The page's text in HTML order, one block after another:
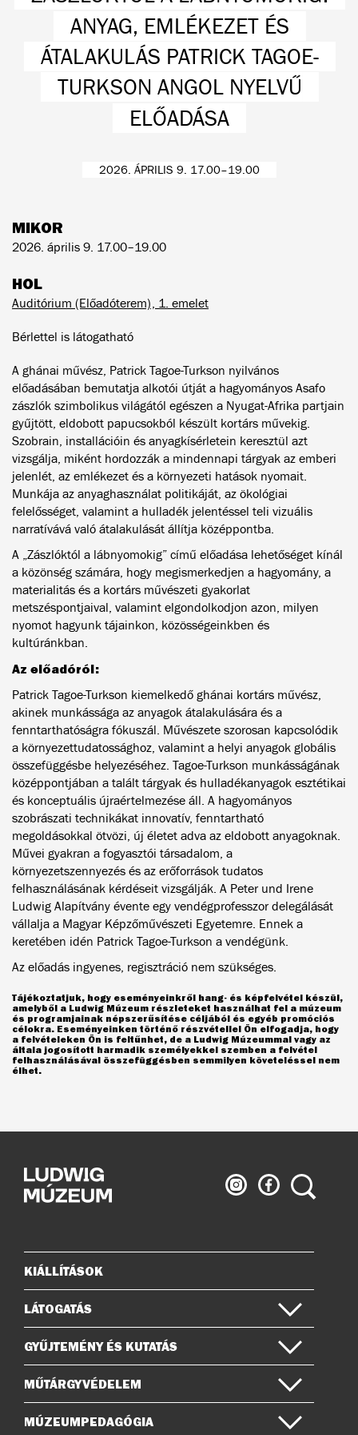
ANYAG, EMLÉKEZET ÉS
ÁTALAKULÁS PATRICK TAGOE-
TURKSON ANGOL NYELVŰ
ELŐADÁSA
2026. ÁPRILIS 9. 17.00–19.00
MIKOR
2026. április 9. 17.00–19.00
HOL
Auditórium (Előadóterem), 1. emelet
Bérlettel is látogatható
A ghánai művész, Patrick Tagoe-Turkson nyilvános
előadásában bemutatja alkotói útját a hagyományos Asafo
zászlók szimbolikus világától egészen a Nyugat-Afrika partjain
gyűjtött, eldobott papucsokból készült kortárs művekig.
Szobrain, installációin és anyagkísérletein keresztül azt
vizsgálja, miként hordozzák a mindennapi tárgyak az emberi
jelenlét, az emlékezet és a környezeti hatások nyomait.
Munkája az anyaghasználat politikáját, az ökológiai
felelősséget, valamint a hulladék jelentéssel teli vizuális
narratívává való átalakulását állítja középpontba.
A „Zászlóktól a lábnyomokig” című előadása lehetőséget kínál
a közönség számára, hogy megismerkedjen a hagyomány, a
materialitás és a kortárs művészeti gyakorlat
metszéspontjaival, valamint elgondolkodjon azon, milyen
nyomot hagyunk tájainkon, közösségeinkben és
kultúránkban.
Az előadóról:
Patrick Tagoe-Turkson kiemelkedő ghánai kortárs művész,
akinek munkássága az anyagok átalakulására és a
fenntarthatóságra fókuszál. Művészete szorosan kapcsolódik
a környezettudatossághoz, valamint a helyi anyagok globális
összefüggésbe helyezéséhez. Tagoe-Turkson munkásságának
középpontjában a talált tárgyak és hulladékanyagok esztétikai
és konceptuális újraértelmezése áll. A hagyományos
szobrászati technikákat innovatív, fenntartható
megoldásokkal ötvözi, új életet adva az eldobott anyagoknak.
Művei gyakran a fogyasztói társadalom, a
környezetszennyezés és az erőforrások tudatos
felhasználásának kérdéseit vizsgálják. A Peter und Irene
Ludwig Alapítvány évente egy vendégprofesszor delegálását
vállalja a Magyar Képzőművészeti Egyetemre. Ennek a
keretében idén Patrick Tagoe-Turkson a vendégünk.
Az előadás ingyenes, regisztráció nem szükséges.
Tájékoztatjuk, hogy eseményeinkről hang- és képfelvétel készül,
amelyből a Ludwig Múzeum részleteket használhat fel a múzeum
és programjainak népszerűsítése céljából és egyéb promóciós
célokra. Eseményeinken történő részvétellel Ön elfogadja, hogy
a felvételeken Ön is feltűnhet, de a Ludwig Múzeummal vagy az
általa jogosított harmadik személyekkel szemben a felvétel
felhasználásával összefüggésben semmilyen követeléssel nem
élhet.
Ludwig
Múzeum
Ludwig
Múzeum
Keresés
Oldaltérkép
KIÁLLÍTÁSOK
LÁTOGATÁS
GYŰJTEMÉNY ÉS KUTATÁS
MŰTÁRGYVÉDELEM
MÚZEUMPEDAGÓGIA